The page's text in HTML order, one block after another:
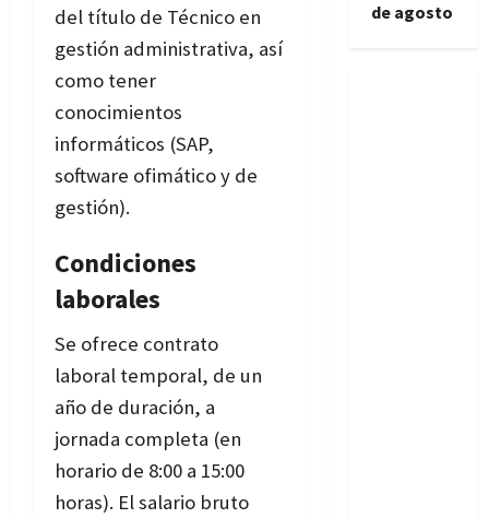
del título de Técnico en
gestión administrativa, así
como tener
conocimientos
informáticos (SAP,
software ofimático y de
gestión).
Condiciones
laborales
Se ofrece contrato
laboral temporal, de un
año de duración, a
jornada completa (en
horario de 8:00 a 15:00
horas). El salario bruto
de agosto